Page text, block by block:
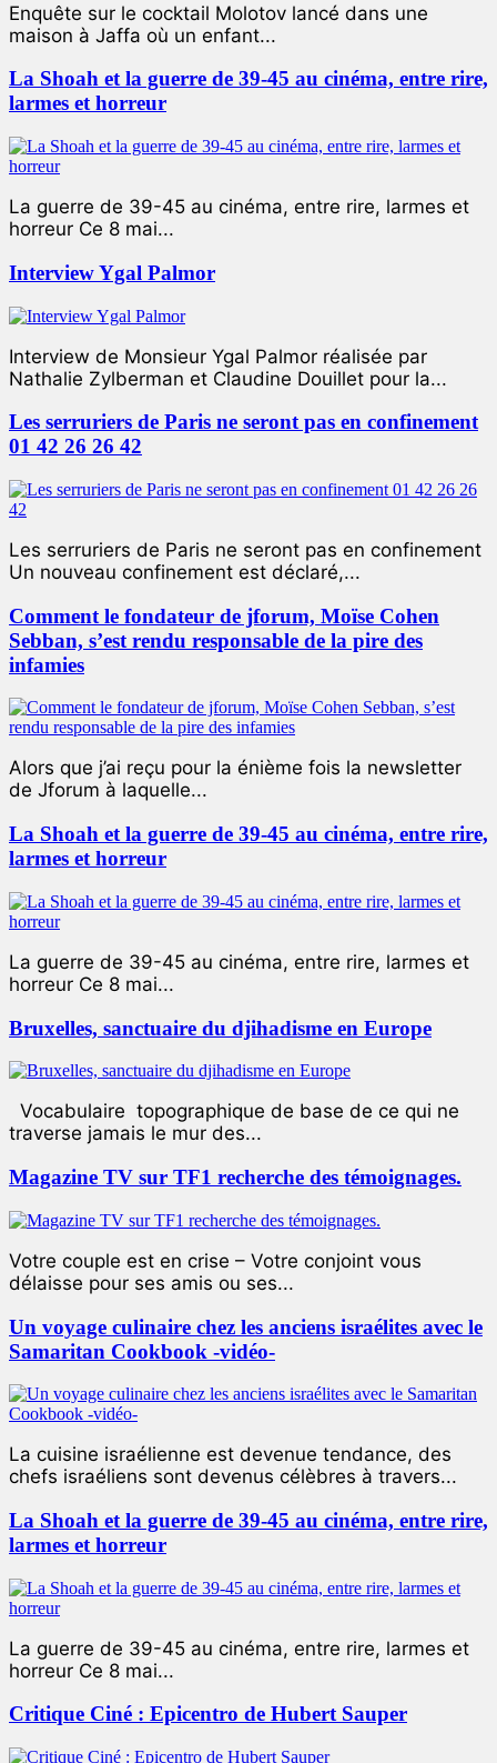
Enquête sur le cocktail Molotov lancé dans une
maison à Jaffa où un enfant...
La Shoah et la guerre de 39-45 au cinéma, entre rire,
larmes et horreur
La guerre de 39-45 au cinéma, entre rire, larmes et
horreur Ce 8 mai...
Interview Ygal Palmor
Interview de Monsieur Ygal Palmor réalisée par
Nathalie Zylberman et Claudine Douillet pour la...
Les serruriers de Paris ne seront pas en confinement
01 42 26 26 42
Les serruriers de Paris ne seront pas en confinement
Un nouveau confinement est déclaré,...
Comment le fondateur de jforum, Moïse Cohen
Sebban, s’est rendu responsable de la pire des
infamies
Alors que j’ai reçu pour la énième fois la newsletter
de Jforum à laquelle...
La Shoah et la guerre de 39-45 au cinéma, entre rire,
larmes et horreur
La guerre de 39-45 au cinéma, entre rire, larmes et
horreur Ce 8 mai...
Bruxelles, sanctuaire du djihadisme en Europe
Vocabulaire topographique de base de ce qui ne
traverse jamais le mur des...
Magazine TV sur TF1 recherche des témoignages.
Votre couple est en crise – Votre conjoint vous
délaisse pour ses amis ou ses...
Un voyage culinaire chez les anciens israélites avec le
Samaritan Cookbook -vidéo-
La cuisine israélienne est devenue tendance, des
chefs israéliens sont devenus célèbres à travers...
La Shoah et la guerre de 39-45 au cinéma, entre rire,
larmes et horreur
La guerre de 39-45 au cinéma, entre rire, larmes et
horreur Ce 8 mai...
Critique Ciné : Epicentro de Hubert Sauper